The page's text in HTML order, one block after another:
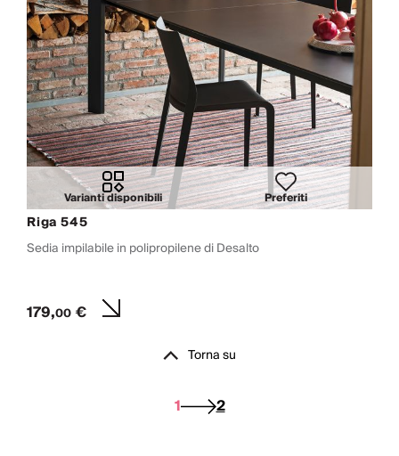
Varianti disponibili Preferiti
Riga 545
Sedia impilabile in polipropilene di Desalto
179,00€
Torna su
1 2